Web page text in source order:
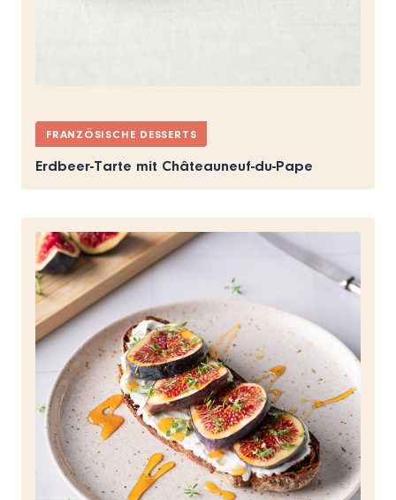
FRANZÖSISCHE DESSERTS
Erdbeer-Tarte mit Châteauneuf-du-Pape